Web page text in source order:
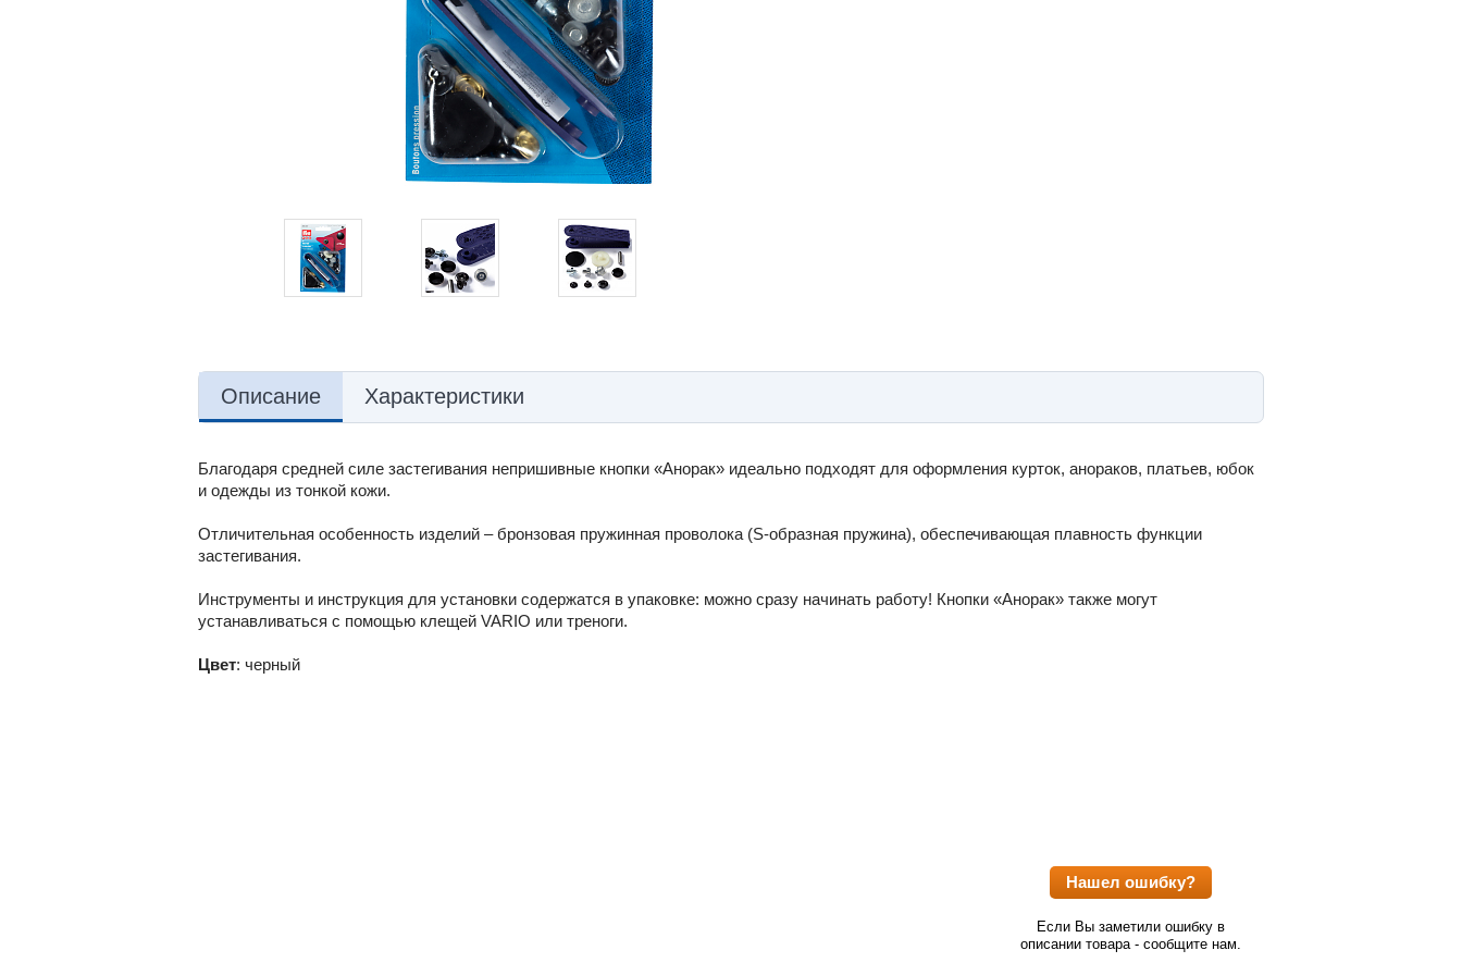
Описание Характеристики
Благодаря средней силе застегивания непришивные кнопки «Анорак» идеально подходят для оформления курток, анораков, платьев, юбок
и одежды из тонкой кожи.
Отличительная особенность изделий – бронзовая пружинная проволока (S-образная пружина), обеспечивающая плавность функции
застегивания.
Инструменты и инструкция для установки содержатся в упаковке: можно сразу начинать работу! Кнопки «Анорак» также могут
устанавливаться с помощью клещей VARIO или треноги.
Цвет: черный
Нашел ошибку?
Если Вы заметили ошибку в
описании товара - сообщите нам.